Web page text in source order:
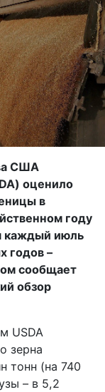
США
оценило
в
году
каждый июль
годов –
сообщает
обзор
USDA
зерна
тонн (на 740
– в 5,2